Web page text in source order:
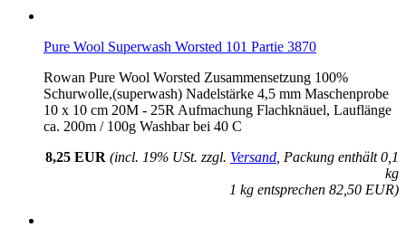
Pure Wool Superwash Worsted 101 Partie 3870
Rowan Pure Wool Worsted Zusammensetzung 100%
Schurwolle,(superwash) Nadelstärke 4,5 mm Maschenprobe
10 x 10 cm 20M - 25R Aufmachung Flachknäuel, Lauflänge
ca. 200m / 100g Washbar bei 40 C
8,25 EUR (incl. 19% USt. zzgl. Versand , Packung enthält 0,1
kg
1 kg entsprechen 82,50 EUR)